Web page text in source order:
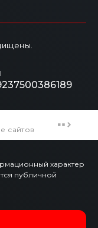
характер
публичной
сайтов